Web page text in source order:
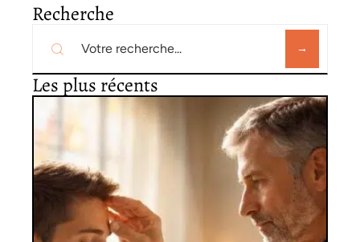
Recherche
Les plus récents